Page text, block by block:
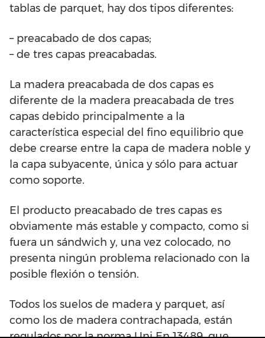
tablas de parquet, hay dos tipos diferentes:
– preacabado de dos capas;
– de tres capas preacabadas.
La madera preacabada de dos capas es
diferente de la madera preacabada de tres
capas debido principalmente a la
característica especial del fino equilibrio que
debe crearse entre la capa de madera noble y
la capa subyacente, única y sólo para actuar
como soporte.
El producto preacabado de tres capas es
obviamente más estable y compacto, como si
fuera un sándwich y, una vez colocado, no
presenta ningún problema relacionado con la
posible flexión o tensión.
Todos los suelos de madera y parquet, así
como los de madera contrachapada, están